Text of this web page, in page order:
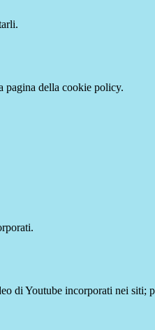
pagina della cookie policy.
di Youtube incorporati nei